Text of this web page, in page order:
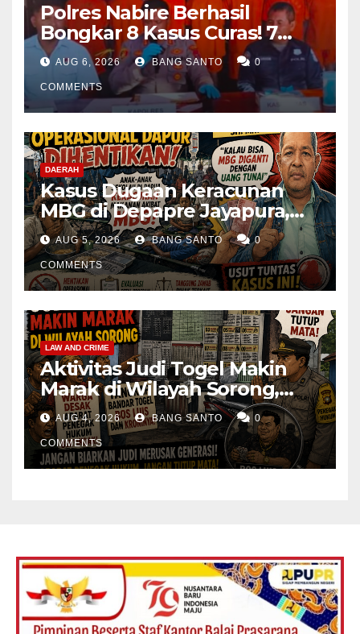
Polres Nabire Berhasil
Bongkar 8 Kasus Curas! 7
Pelaku Ditangkap, 62 Motor
Kembali Diamankan
AUG 6, 2026 BANG SANTO 0
COMMENTS
DAERAH
Kasus Dugaan Keracunan
MBG di Depapre Jayapura,
Aktivis Papua Minta
Operasional Dapur
Dihentikan & Evaluasi
Menyeluruh
AUG 5, 2026 BANG SANTO 0
COMMENTS
LAW AND CRIME
Aktivitas Judi Togel Makin
Marak di Wilayah Sorong,
Warga Desak Aparat Segera
Tangkap Bandar Luis dan
Kroninya
AUG 4, 2026 BANG SANTO 0
COMMENTS